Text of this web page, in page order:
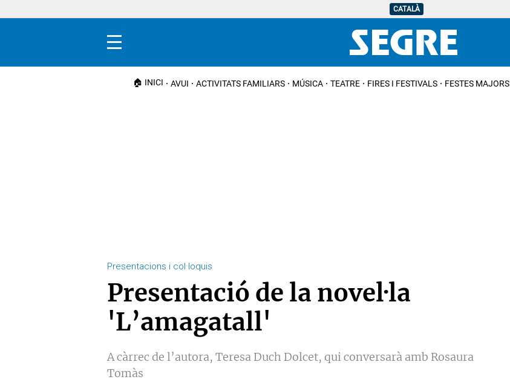
CATALÀ
Menú
🏠 INICI AVUI ACTIVITATS FAMILIARS MÚSICA TEATRE FIRES I FESTIVALS FESTES MAJORS
Presentacions i col·loquis
Presentació de la novel·la
'L’amagatall'
A càrrec de l’autora, Teresa Duch Dolcet, qui conversarà amb Rosaura
Tomàs